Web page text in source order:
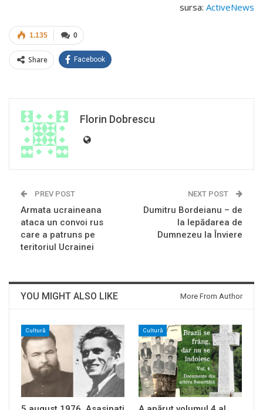
sursa: ActiveNews
0
1.135
Share Facebook
Florin Dobrescu
PREV POST
Armata ucraineana
ataca un convoi rus
care a patruns pe
teritoriul Ucrainei
NEXT POST
Dumitru Bordeianu – de
la lepădarea de
Dumnezeu la Înviere
YOU MIGHT ALSO LIKE More From Author
Cultură Cultură